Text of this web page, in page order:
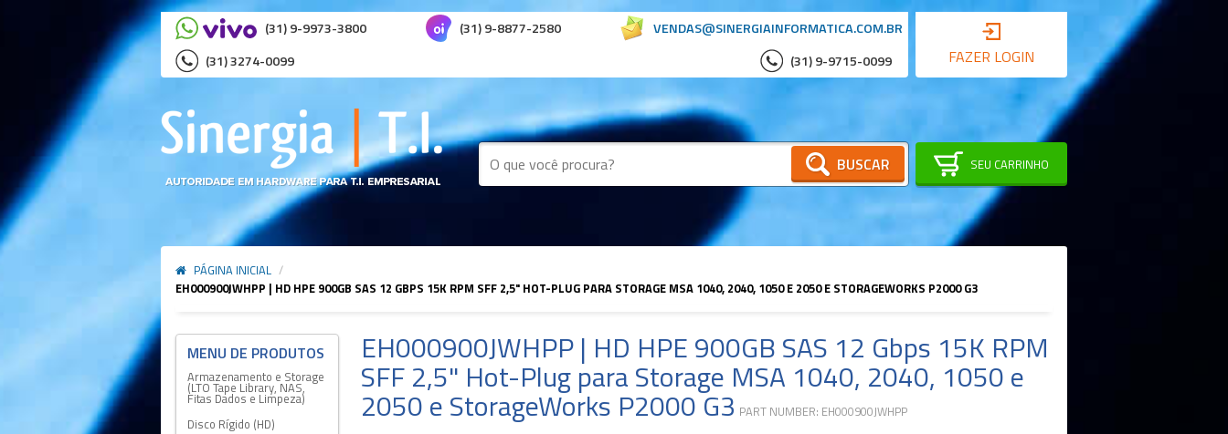
VENDAS@SINERGIAINFORMATICA.COM.BR
(31) 9-9973-3800
(31) 9-8877-2580
(31) 3274-0099
(31) 9-9715-0099 FAZER LOGIN
BUSCAR SEU CARRINHO
PÁGINA INICIAL /
EH000900JWHPP | HD HPE 900GB SAS 12 GBPS 15K RPM SFF 2,5" HOT-PLUG PARA STORAGE MSA 1040, 2040, 1050 E 2050 E STORAGEWORKS P2000 G3
Armazenamento e Storage
(LTO Tape Library, NAS,
Fitas Dados e Limpeza)
Disco Rígido (HD)
EH000900JWHPP | HD HPE 900GB SAS 12 Gbps 15K RPM
SFF 2,5" Hot-Plug para Storage MSA 1040, 2040, 1050 e
2050 e StorageWorks P2000 G3 PART NUMBER: EH000900JWHPP